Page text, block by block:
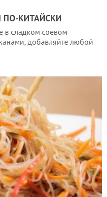
КИТАЙСКИ
в сладком соевом
добавляйте любой